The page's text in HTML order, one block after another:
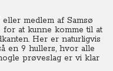
medlem af Samsø
at kunne komme til at
Her er naturligvis
en 9 hullers, hvor alle
prøveslag er vi klar